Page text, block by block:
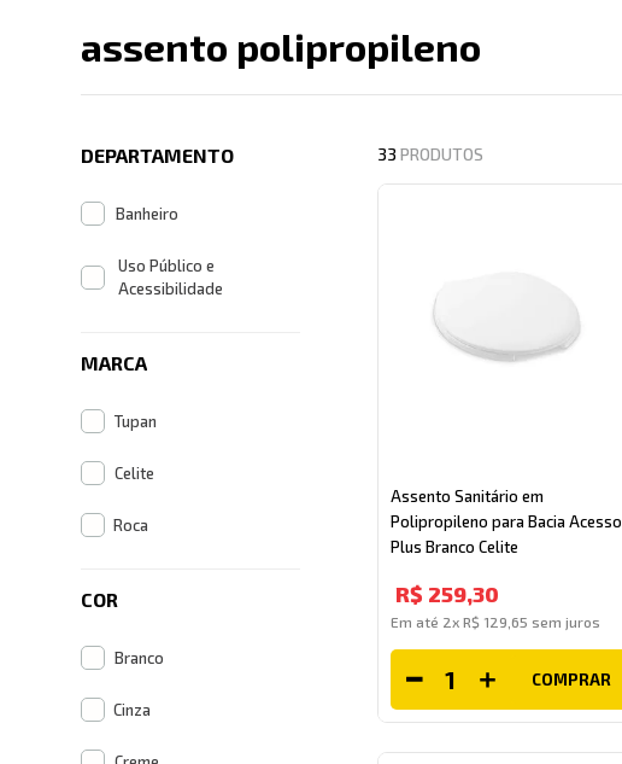
assento polipropileno
Descrição search category
DEPARTAMENTO
Banheiro
Uso Público e
Acessibilidade
MARCA
Tupan
Celite
Roca
COR
Branco
Cinza
33 PRODUTOS
Assento Sanitário em
Polipropileno para Bacia Acesso
Plus Branco Celite
R$ 259,30
Em até 2x R$ 129 65 sem juros
COMPRAR